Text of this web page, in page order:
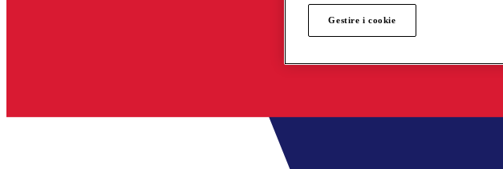
Gestire i cookie